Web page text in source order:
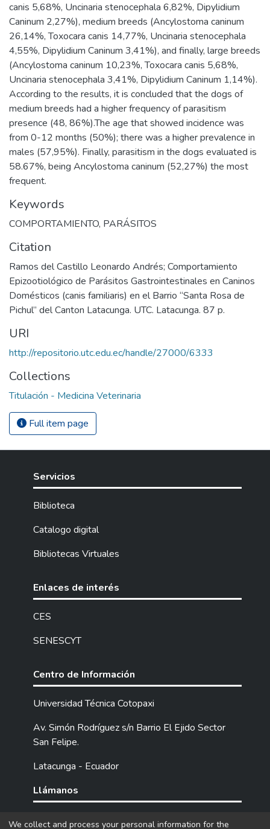
canis 5,68%, Uncinaria stenocephala 6,82%, Dipylidium
Caninum 2,27%), medium breeds (Ancylostoma caninum
26,14%, Toxocara canis 14,77%, Uncinaria stenocephala
4,55%, Dipylidium Caninum 3,41%), and finally, large breeds
(Ancylostoma caninum 10,23%, Toxocara canis 5,68%,
Uncinaria stenocephala 3,41%, Dipylidium Caninum 1,14%).
According to the results, it is concluded that the dogs of
medium breeds had a higher frequency of parasitism
presence (48, 86%).The age that showed incidence was
from 0-12 months (50%); there was a higher prevalence in
males (57,95%). Finally, parasitism in the dogs evaluated is
58.67%, being Ancylostoma caninum (52,27%) the most
frequent.
Keywords
COMPORTAMIENTO, PARÁSITOS
Citation
Ramos del Castillo Leonardo Andrés; Comportamiento
Epizootiológico de Parásitos Gastrointestinales en Caninos
Domésticos (canis familiaris) en el Barrio “Santa Rosa de
Pichul” del Canton Latacunga. UTC. Latacunga. 87 p.
URI
http://repositorio.utc.edu.ec/handle/27000/6333
Collections
Titulación - Medicina Veterinaria
Full item page
Servicios
Biblioteca
Catalogo digital
Bibliotecas Virtuales
Enlaces de interés
CES
SENESCYT
Centro de Información
Universidad Técnica Cotopaxi
Av. Simón Rodríguez s/n Barrio El Ejido Sector
San Felipe.
Latacunga - Ecuador
Llámanos
Tel: (593) 03 2252205 / 2252307 / 2252346.
We collect and process your personal information for the